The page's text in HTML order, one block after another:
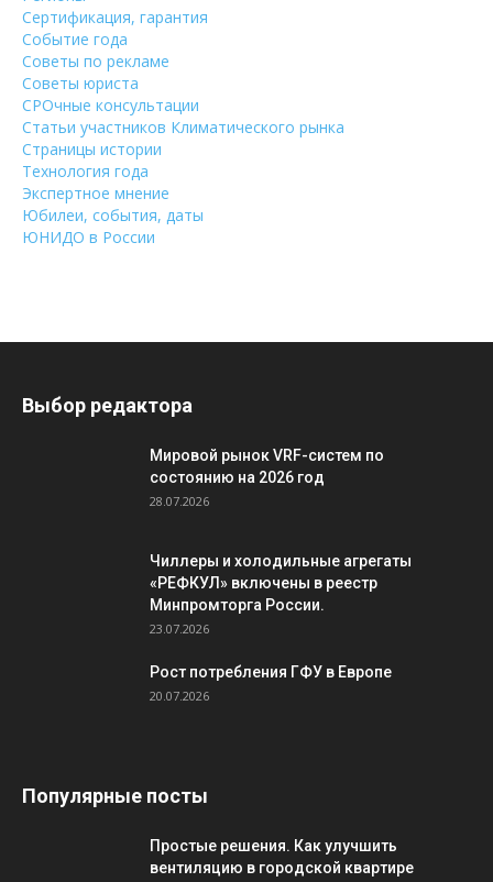
Сертификация, гарантия
Событие года
Советы по рекламе
Советы юриста
СРОчные консультации
Статьи участников Климатического рынка
Страницы истории
Технология года
Экспертное мнение
Юбилеи, события, даты
ЮНИДО в России
Выбор редактора
Мировой рынок VRF-систем по
состоянию на 2026 год
28.07.2026
Чиллеры и холодильные агрегаты
«РЕФКУЛ» включены в реестр
Минпромторга России.
23.07.2026
Рост потребления ГФУ в Европе
20.07.2026
Популярные посты
Простые решения. Как улучшить
вентиляцию в городской квартире